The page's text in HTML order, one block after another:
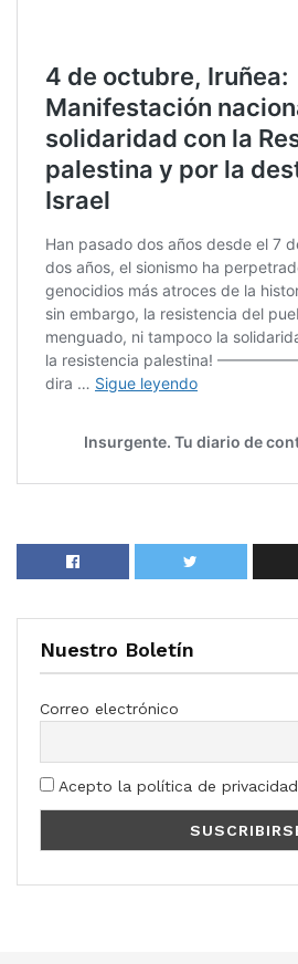
Nuestro Boletín
Correo electrónico
Acepto la política de privacidad